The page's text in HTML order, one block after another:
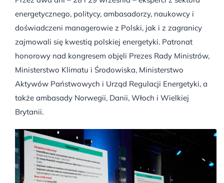
energetycznego, politycy, ambasadorzy, naukowcy i
doświadczeni managerowie z Polski, jak i z zagranicy
zajmowali się kwestią polskiej energetyki. Patronat
honorowy nad kongresem objęli Prezes Rady Ministrów,
Ministerstwo Klimatu i Środowiska, Ministerstwo
Aktywów Państwowych i Urząd Regulacji Energetyki, a
także ambasady Norwegii, Danii, Włoch i Wielkiej
Brytanii.